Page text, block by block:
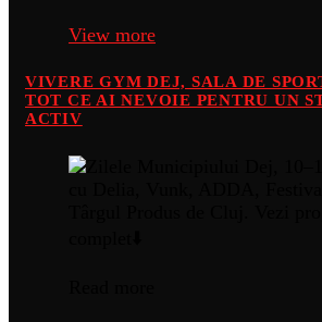
View more
VIVERE GYM DEJ, SALA DE
TOT CE AI NEVOIE PENTRU UN
ACTIV